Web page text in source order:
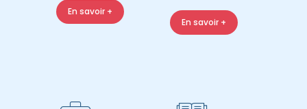
En savoir +
En savoir +